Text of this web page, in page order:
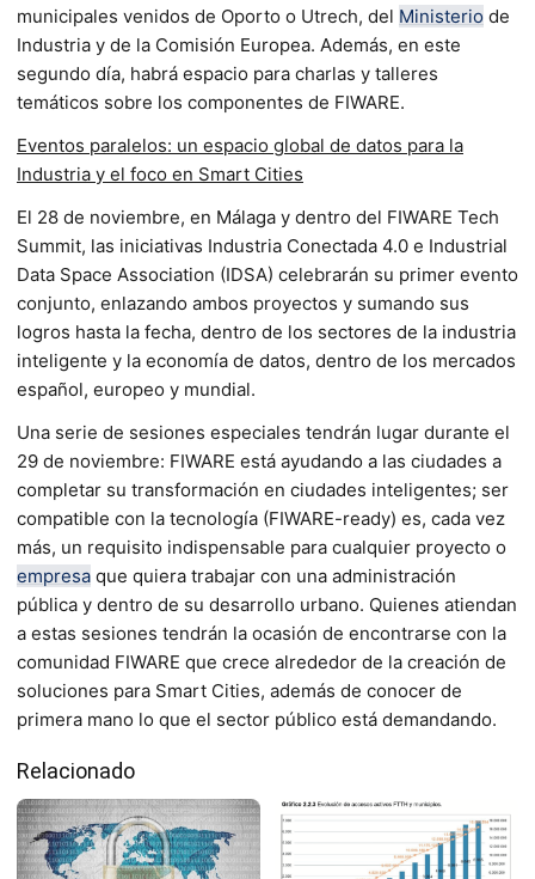
municipales venidos de Oporto o Utrech, del Ministerio de
Industria y de la Comisión Europea. Además, en este
segundo día, habrá espacio para charlas y talleres
temáticos sobre los componentes de FIWARE.
Eventos paralelos: un espacio global de datos para la
Industria y el foco en Smart Cities
El 28 de noviembre, en Málaga y dentro del FIWARE Tech
Summit, las iniciativas Industria Conectada 4.0 e Industrial
Data Space Association (IDSA) celebrarán su primer evento
conjunto, enlazando ambos proyectos y sumando sus
logros hasta la fecha, dentro de los sectores de la industria
inteligente y la economía de datos, dentro de los mercados
español, europeo y mundial.
Una serie de sesiones especiales tendrán lugar durante el
29 de noviembre: FIWARE está ayudando a las ciudades a
completar su transformación en ciudades inteligentes; ser
compatible con la tecnología (FIWARE-ready) es, cada vez
más, un requisito indispensable para cualquier proyecto o
empresa que quiera trabajar con una administración
pública y dentro de su desarrollo urbano. Quienes atiendan
a estas sesiones tendrán la ocasión de encontrarse con la
comunidad FIWARE que crece alrededor de la creación de
soluciones para Smart Cities, además de conocer de
primera mano lo que el sector público está demandando.
Relacionado